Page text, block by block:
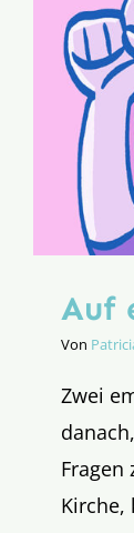
Auf
Von
Zwei
Fragen
Kirche,